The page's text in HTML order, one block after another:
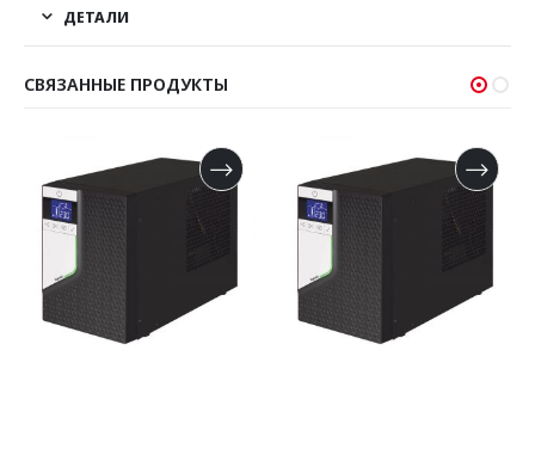
ДЕТАЛИ
СВЯЗАННЫЕ ПРОДУКТЫ